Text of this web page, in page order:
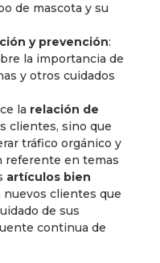
de mascota y su
y prevención:
la importancia de
y otros cuidados
la relación de
clientes, sino que
tráfico orgánico y
referente en temas
artículos bien
nuevos clientes que
de sus
continua de